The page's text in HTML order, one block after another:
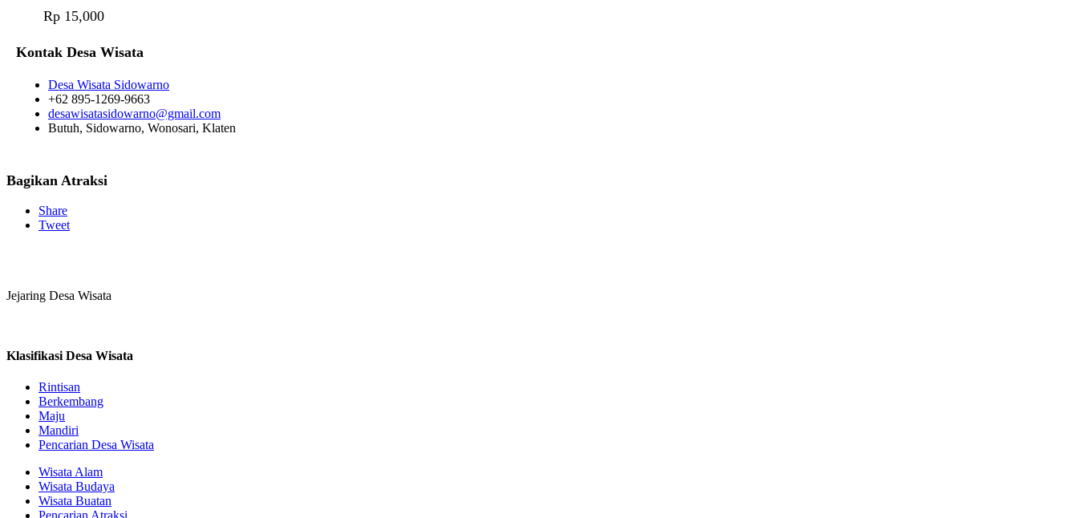
Rp 15,000
Kontak Desa Wisata
Desa Wisata Sidowarno
+62 895-1269-9663
desawisatasidowarno@gmail.com
Butuh, Sidowarno, Wonosari, Klaten
Bagikan Atraksi
Share
Tweet
Jejaring Desa Wisata
Klasifikasi Desa Wisata
Rintisan
Berkembang
Maju
Mandiri
Pencarian Desa Wisata
Wisata Alam
Wisata Budaya
Wisata Buatan